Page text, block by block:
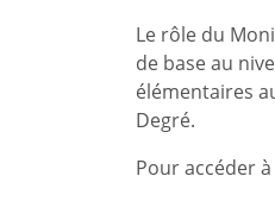
Le rôle du
de base au
élémentaires
Degré.
Pour accéder